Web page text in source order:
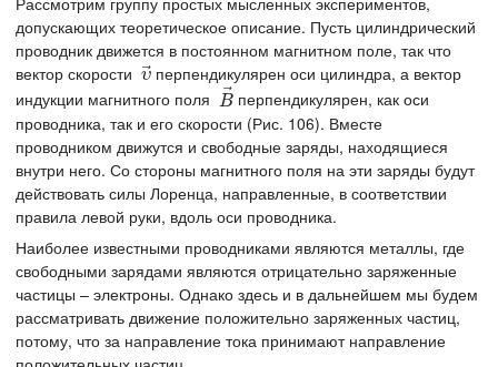
допускающих теоретическое описание. Пусть цилиндрический
проводник движется в постоянном магнитном поле, так что
вектор скорости υ
υ→перпендикулярен оси цилиндра, а вектор
индукции магнитного поля B⃗
B→перпендикулярен, как оси
проводника, так и его скорости (Рис. 106). Вместе
проводником движутся и свободные заряды, находящиеся
внутри него. Со стороны магнитного поля на эти заряды будут
действовать силы Лоренца, направленные, в соответствии
правила левой руки, вдоль оси проводника.
Наиболее известными проводниками являются металлы, где
свободными зарядами являются отрицательно заряженные
частицы – электроны. Однако здесь и в дальнейшем мы будем
рассматривать движение положительно заряженных частиц,
потому, что за направление тока принимают направление